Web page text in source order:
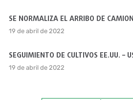
SE NORMALIZA EL ARRIBO DE
19 de abril de 2022
SEGUIMIENTO DE CULTIVOS EE.UU. –
19 de abril de 2022